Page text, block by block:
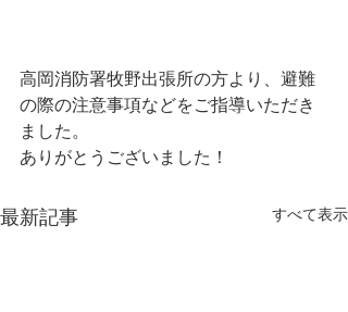
高岡消防署牧野出張所の方より、避難
の際の注意事項などをご指導いただき
ました。
ありがとうございました！
最新記事 すべて表示